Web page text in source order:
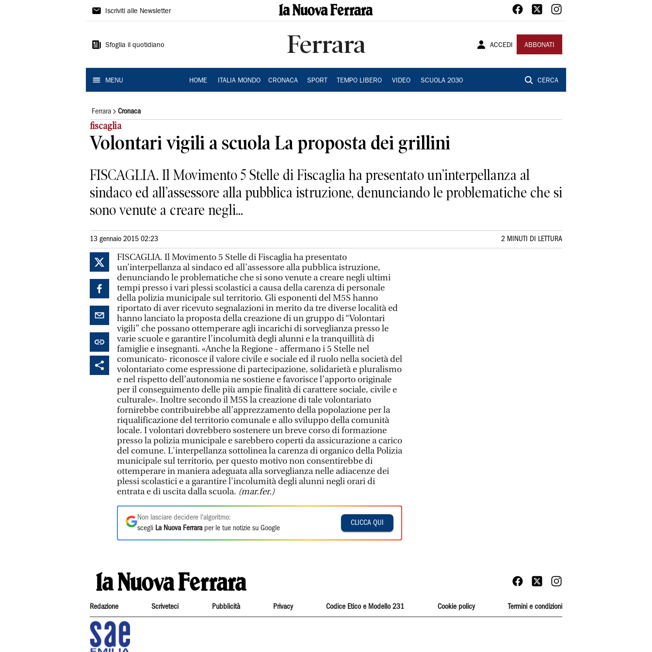
La
Ferrara
Iscriviti alle Newsletter
Sfoglia il quotidiano Ferrara ACCEDI ABBONATI
MENU HOME ITALIA MONDO CRONACA SPORT TEMPO LIBERO VIDEO SCUOLA 2030 CERCA
Ferrara Cronaca
fiscaglia
Volontari vigili a scuola La proposta dei grillini
FISCAGLIA. Il Movimento 5 Stelle di Fiscaglia ha presentato un’interpellanza al
sindaco ed all’assessore alla pubblica istruzione, denunciando le problematiche che si
sono venute a creare negli...
13 gennaio 2015 02:23 2 MINUTI DI LETTURA
FISCAGLIA. Il Movimento 5 Stelle di Fiscaglia ha presentato
un’interpellanza al sindaco ed all’assessore alla pubblica istruzione,
denunciando le problematiche che si sono venute a creare negli ultimi
tempi presso i vari plessi scolastici a causa della carenza di personale
della polizia municipale sul territorio. Gli esponenti del M5S hanno
riportato di aver ricevuto segnalazioni in merito da tre diverse località ed
hanno lanciato la proposta della creazione di un gruppo di “Volontari
vigili” che possano ottemperare agli incarichi di sorveglianza presso le
varie scuole e garantire l’incolumità degli alunni e la tranquillità di
famiglie e insegnanti. «Anche la Regione - affermano i 5 Stelle nel
comunicato- riconosce il valore civile e sociale ed il ruolo nella società del
volontariato come espressione di partecipazione, solidarietà e pluralismo
e nel rispetto dell’autonomia ne sostiene e favorisce l’apporto originale
per il conseguimento delle più ampie finalità di carattere sociale, civile e
culturale». Inoltre secondo il M5S la creazione di tale volontariato
fornirebbe contribuirebbe all’apprezzamento della popolazione per la
riqualificazione del territorio comunale e allo sviluppo della comunità
locale. I volontari dovrebbero sostenere un breve corso di formazione
presso la polizia municipale e sarebbero coperti da assicurazione a carico
del comune. L'interpellanza sottolinea la carenza di organico della Polizia
municipale sul territorio, per questo motivo non consentirebbe di
ottemperare in maniera adeguata alla sorveglianza nelle adiacenze dei
plessi scolastici e a garantire l'incolumità degli alunni negli orari di
entrata e di uscita dalla scuola. (mar.fer.)
Non lasciare decidere l'algoritmo:
scegli La Nuova Ferrara per le tue notizie su Google
CLICCA QUI
Redazione Scriveteci Pubblicità Privacy Codice Etico e Modello 231 Cookie policy Termini e condizioni